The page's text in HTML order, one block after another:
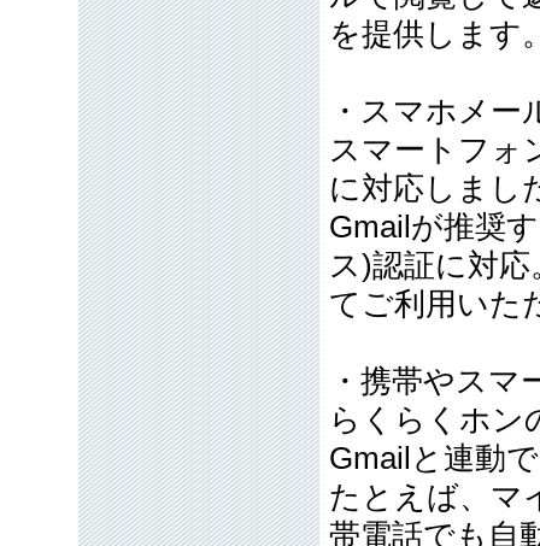
を提供します
・スマホメー
スマートフォ
に対応しまし
Gmailが推奨
ス)認証に対
てご利用いた
・携帯やスマ
らくらくホン
Gmailと連動
たとえば、マ
帯電話でも自